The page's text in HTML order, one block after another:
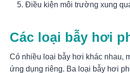
Điều kiện môi trường xung
Các loại bẫy hơi
Có nhiều loại bẫy hơi khác nhau,
ứng dụng riêng. Ba loại bẫy hơi